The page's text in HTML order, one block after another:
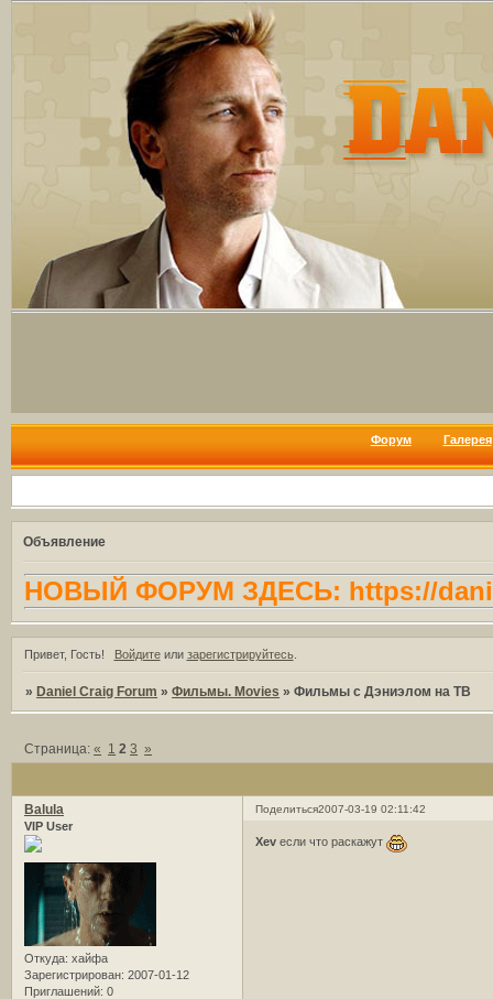
Форум Галерея
Объявление
НОВЫЙ ФОРУМ ЗДЕСЬ: https://
Привет, Гость! Войдитеили зарегистрируйтесь.
»Daniel Craig Forum »Фильмы. Movies »Фильмы с Дэниэлом на ТВ
Страница:« 1 2 3 »
Поделиться2007-03-19 02:11:42
Balula
VIP User
Откуда: хайфа
Зарегистрирован: 2007-01-12
Приглашений: 0
Xev если что раскажут